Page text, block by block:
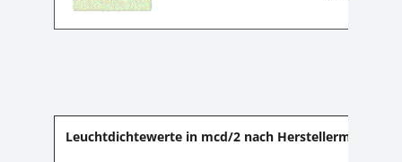
Leuchtdichtewerte in mcd/2 nach Herstellermessung